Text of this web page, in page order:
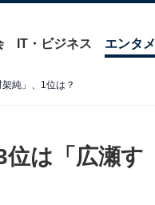
IT・ビジネス エンタメ
純」、1位は？
は「広瀬す